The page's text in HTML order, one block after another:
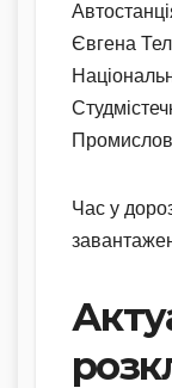
Євгена
Час у